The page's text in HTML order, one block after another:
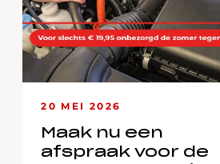
20 MEI 2026
Maak nu een
afspraak voor de